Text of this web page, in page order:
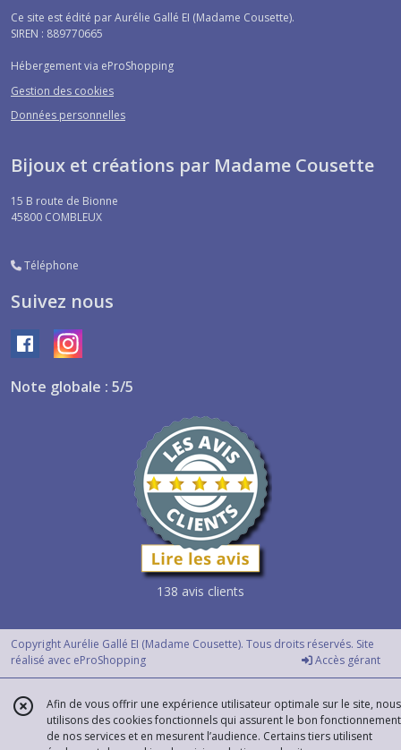
Ce site est édité par Aurélie Gallé EI (Madame Cousette).
SIREN : 889770665
Hébergement via eProShopping
Gestion des cookies
Données personnelles
Bijoux et créations par Madame Cousette
15 B route de Bionne
45800 COMBLEUX
Téléphone
Suivez nous
Note globale : 5/5
138 avis clients
Copyright Aurélie Gallé EI (Madame Cousette). Tous droits réservés. Site
réalisé avec eProShopping Accès gérant
Afin de vous offrir une expérience utilisateur optimale sur le site, nous
utilisons des cookies fonctionnels qui assurent le bon fonctionnement
de nos services et en mesurent l’audience. Certains tiers utilisent